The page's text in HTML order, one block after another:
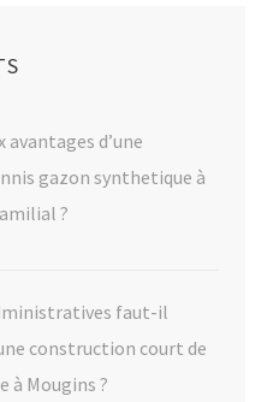
d’une
gazon synthetique à
?
faut-il
construction court de
à Mougins ?